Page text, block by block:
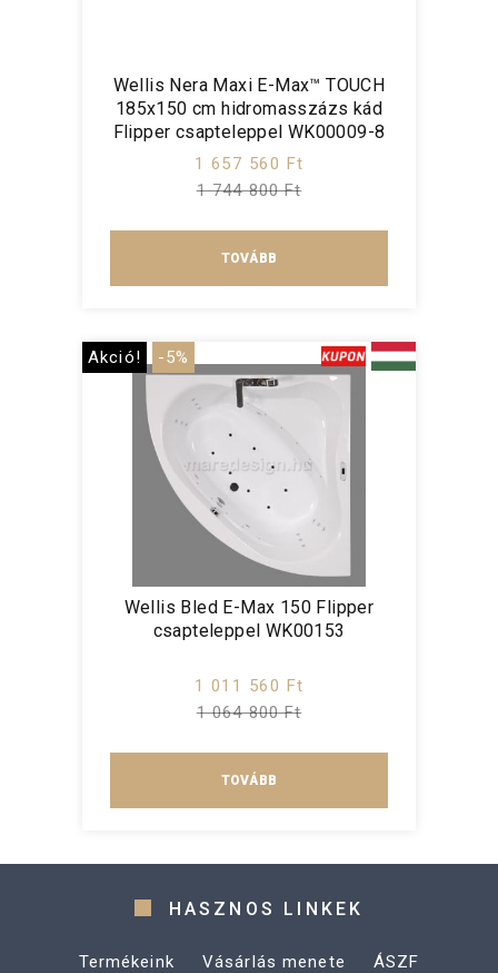
Wellis Nera Maxi E-Max™ TOUCH
185x150 cm hidromasszázs kád
Flipper csapteleppel WK00009-8
1 657 560 Ft
1 744 800 Ft
TOVÁBB
Akció! -5%
Wellis Bled E-Max 150 Flipper
csapteleppel WK00153
1 011 560 Ft
1 064 800 Ft
TOVÁBB
HASZNOS LINKEK
Termékeink Vásárlás menete
ÁSZF